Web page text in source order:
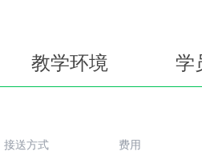
教学环境 学
接送方式 费用